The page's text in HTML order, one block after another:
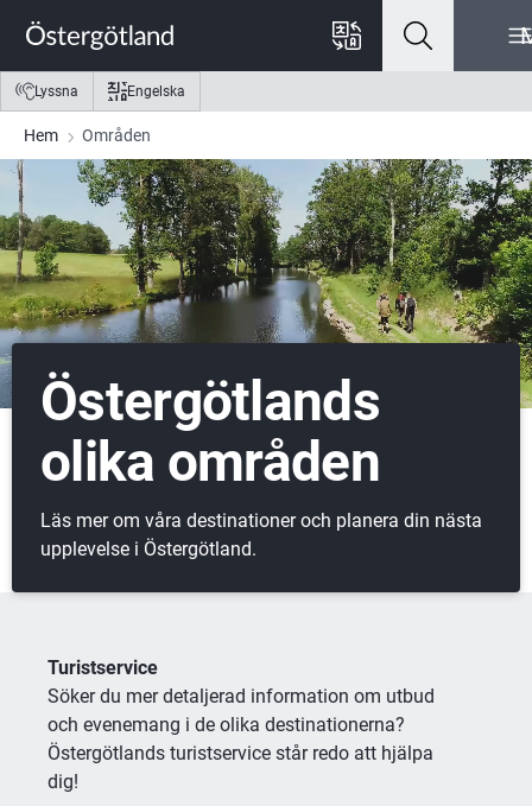
Gå till innehåll
Gå till meny
Gå till sidfot
Lyssna Engelska
Hem Områden
Östergötlands
olika områden
Läs mer om våra destinationer och planera din nästa
upplevelse i Östergötland.
Turistservice
Söker du mer detaljerad information om utbud
och evenemang i de olika destinationerna?
Östergötlands turistservice står redo att hjälpa
dig!